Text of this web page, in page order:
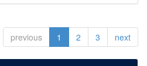
previous 1 2 3 next